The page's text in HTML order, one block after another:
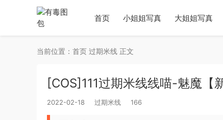
首页 小姐姐写真 大姐姐写真
当前位置： 首页 过期米线 正文
[COS]111过期米线线喵-魅魔
2022-02-18 过期米线 166